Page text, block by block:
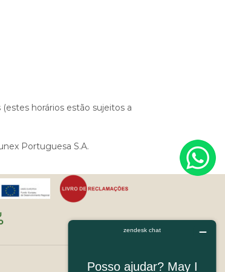
horários estão sujeitos a
Portuguesa S.A.